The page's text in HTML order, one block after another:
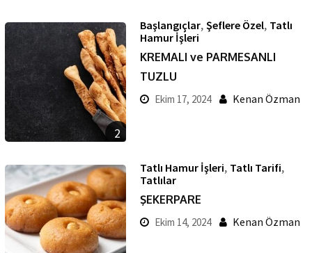
2
Başlangıçlar, Şeflere Özel, Tatlı
Hamur İşleri
KREMALI ve PARMESANLI
TUZLU
Ekim 17, 2024 Kenan Özman
Tatlı Hamur İşleri, Tatlı Tarifi,
Tatlılar
ŞEKERPARE
Ekim 14, 2024 Kenan Özman